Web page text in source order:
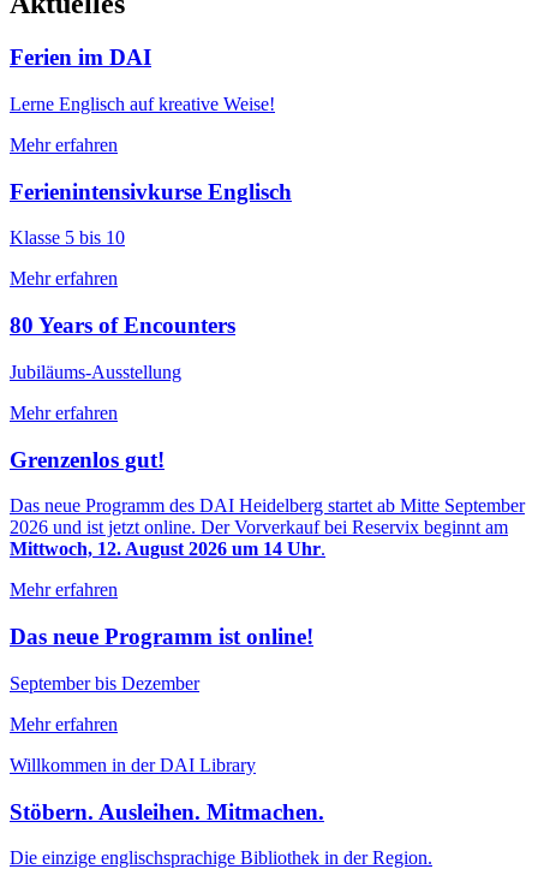
Ferien im DAI
Lerne Englisch auf kreative Weise!
Mehr erfahren
Ferienintensivkurse Englisch
Klasse 5 bis 10
Mehr erfahren
80 Years of Encounters
Jubiläums-Ausstellung
Mehr erfahren
Grenzenlos gut!
Das neue Programm des DAI Heidelberg startet ab Mitte September
2026 und ist jetzt online. Der Vorverkauf bei Reservix beginnt am
Mittwoch, 12. August 2026 um 14 Uhr.
Mehr erfahren
Das neue Programm ist online!
September bis Dezember
Mehr erfahren
Willkommen in der DAI Library
Stöbern. Ausleihen. Mitmachen.
Die einzige englischsprachige Bibliothek in der Region.